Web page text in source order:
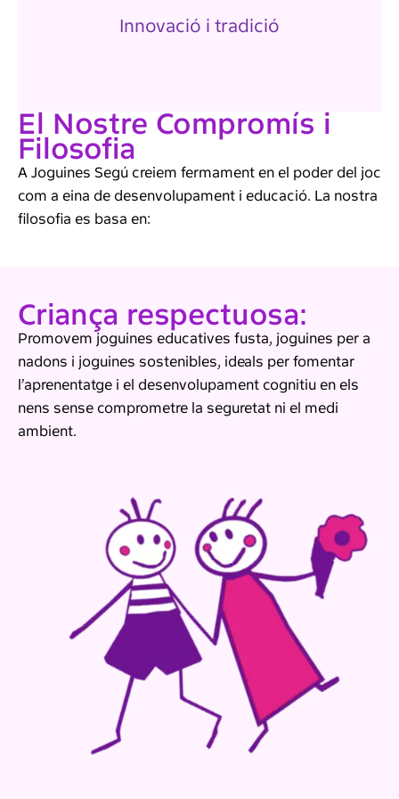
Innovació i tradició
A més de fidelitzar els nostres clients,
El Nostre Compromís i
Filosofia
A Joguines Segú creiem fermament en el poder del joc
com a eina de desenvolupament i educació. La nostra
filosofia es basa en:
Criança respectuosa:
Promovem joguines educatives fusta, joguines per a
nadons i joguines sostenibles, ideals per fomentar
l’aprenentatge i el desenvolupament cognitiu en els
nens sense comprometre la seguretat ni el medi
ambient.